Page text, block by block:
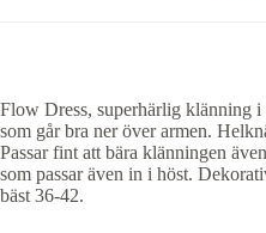
Flow Dress, superhärlig klänning
som går bra ner över armen.
Passar fint att bära klänningen
som passar även in i höst.
bäst 36-42.